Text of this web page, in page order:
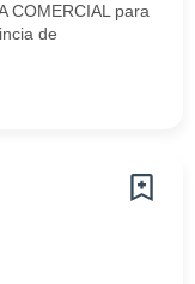
COMERCIAL para
de